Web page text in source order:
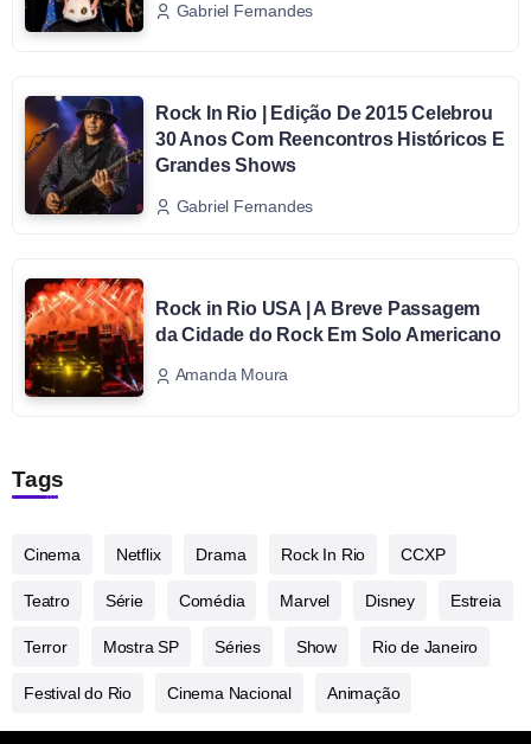
Gabriel Fernandes
Rock In Rio | Edição De 2015 Celebrou
30 Anos Com Reencontros Históricos E
Grandes Shows
Gabriel Fernandes
Rock in Rio USA | A Breve Passagem
da Cidade do Rock Em Solo Americano
Amanda Moura
Tags
Cinema Netflix Drama Rock In Rio CCXP
Teatro Série Comédia Marvel Disney Estreia
Terror Mostra SP Séries Show Rio de Janeiro
Festival do Rio Cinema Nacional Animação